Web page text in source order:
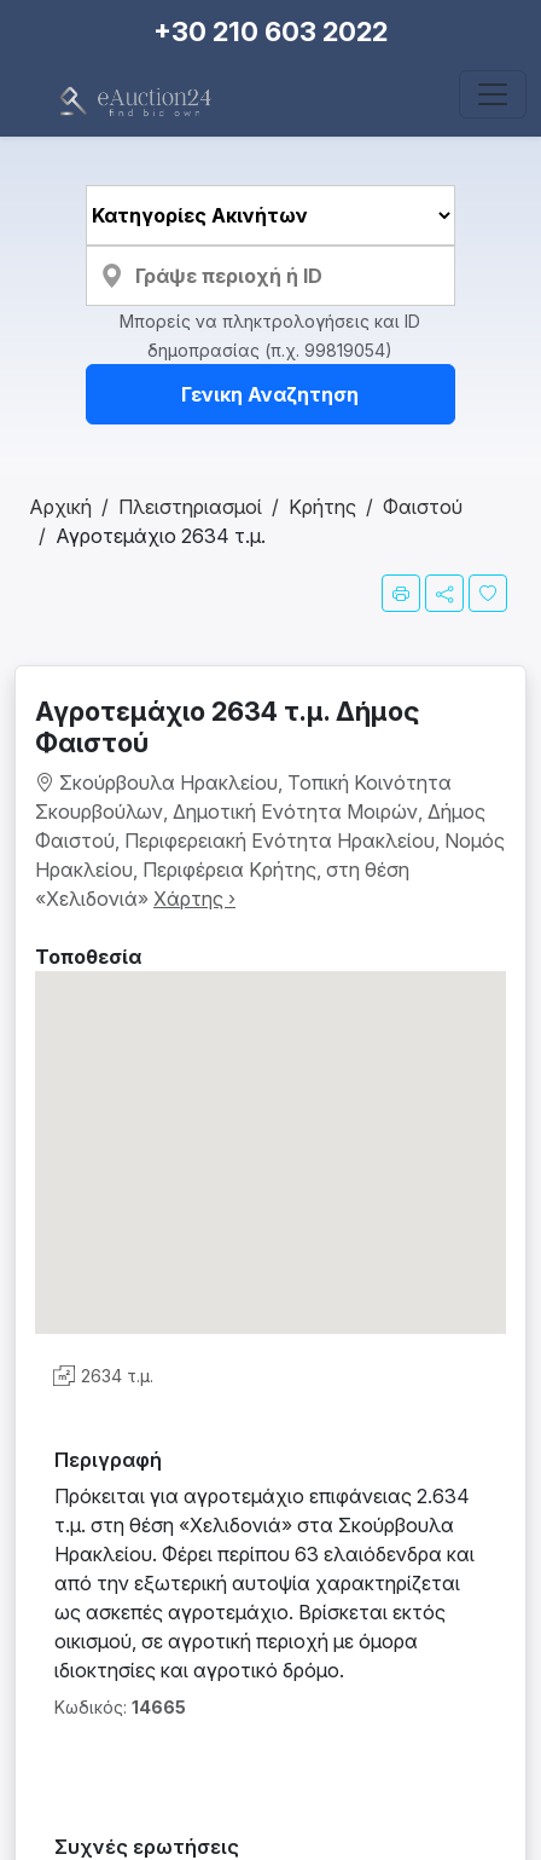
+30 210 603 2022
Μπορείς να πληκτρολογήσεις και ID
δημοπρασίας (π.χ. 99819054)
Γενικη Αναζητηση
Αρχική Πλειστηριασμοί Κρήτης
Φαιστού
Αγροτεμάχιο 2634 τ.μ.
Αγροτεμάχιο 2634 τ.μ. Δήμος
Φαιστού
Σκούρβουλα Ηρακλείου, Τοπική Κοινότητα
Σκουρβούλων, Δημοτική Ενότητα Μοιρών, Δήμος
Φαιστού, Περιφερειακή Ενότητα Ηρακλείου, Νομός
Ηρακλείου, Περιφέρεια Κρήτης, στη θέση
«Χελιδονιά» Χάρτης ›
Τοποθεσία
2634 τ.μ.
Περιγραφή
Πρόκειται για αγροτεμάχιο επιφάνειας 2.634
τ.μ. στη θέση «Χελιδονιά» στα Σκούρβουλα
Ηρακλείου. Φέρει περίπου 63 ελαιόδενδρα και
από την εξωτερική αυτοψία χαρακτηρίζεται
ως ασκεπές αγροτεμάχιο. Βρίσκεται εκτός
οικισμού, σε αγροτική περιοχή με όμορα
ιδιοκτησίες και αγροτικό δρόμο.
Κωδικός: 14665
Συχνές ερωτήσεις